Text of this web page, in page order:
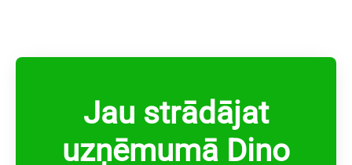
Jau strādājat
uzņēmumā Dino